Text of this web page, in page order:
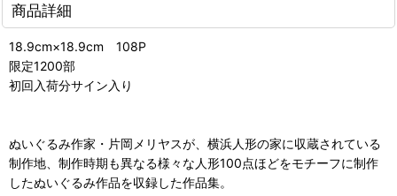
商品詳細
18.9cm×18.9cm 108P
限定1200部
初回入荷分サイン入り
ぬいぐるみ作家・片岡メリヤスが、横浜人形の家に収蔵されている
制作地、制作時期も異なる様々な人形100点ほどをモチーフに制作
したぬいぐるみ作品を収録した作品集。